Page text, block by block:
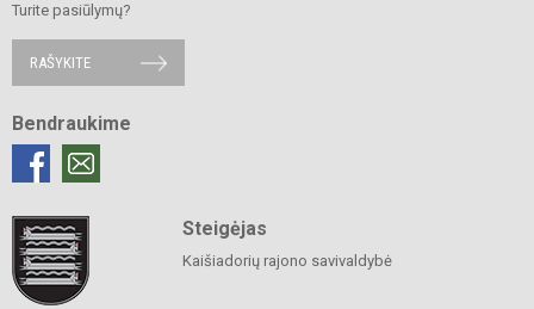
Turite pasiūlymų?
RAŠYKITE
Bendraukime
Steigėjas
Kaišiadorių rajono savivaldybė